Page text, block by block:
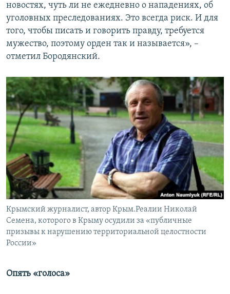
новостях, чуть ли не ежедневно о нападениях, об
уголовных преследованиях. Это всегда риск. И для
того, чтобы писать и говорить правду, требуется
мужество, поэтому орден так и называется», –
отметил Бородянский.
Крымский журналист, автор Крым.Реалии Николай
Семена, которого в Крыму осудили за «публичные
призывы к нарушению территориальной целостности
России»
Опять «голоса»